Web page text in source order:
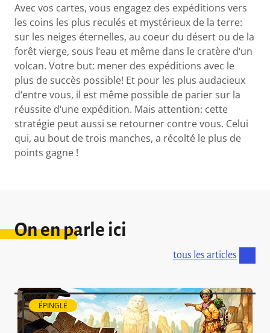
Avec vos cartes, vous engagez des expéditions vers
les coins les plus reculés et mystérieux de la terre:
sur les neiges éternelles, au coeur du désert ou de la
forêt vierge, sous l‘eau et même dans le cratère d‘un
volcan. Votre but: mener des expéditions avec le
plus de succès possible! Et pour les plus audacieux
d‘entre vous, il est même possible de parier sur la
réussite d‘une expédition. Mais attention: cette
stratégie peut aussi se retourner contre vous. Celui
qui, au bout de trois manches, a récolté le plus de
points gagne !
On en parle ici
tous les articles
ÉPINGLÉ